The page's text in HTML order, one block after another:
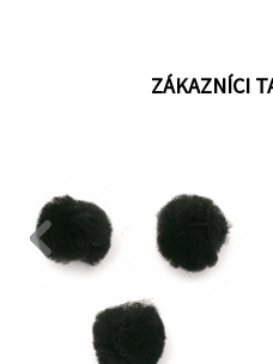
ZÁKAZNÍCI